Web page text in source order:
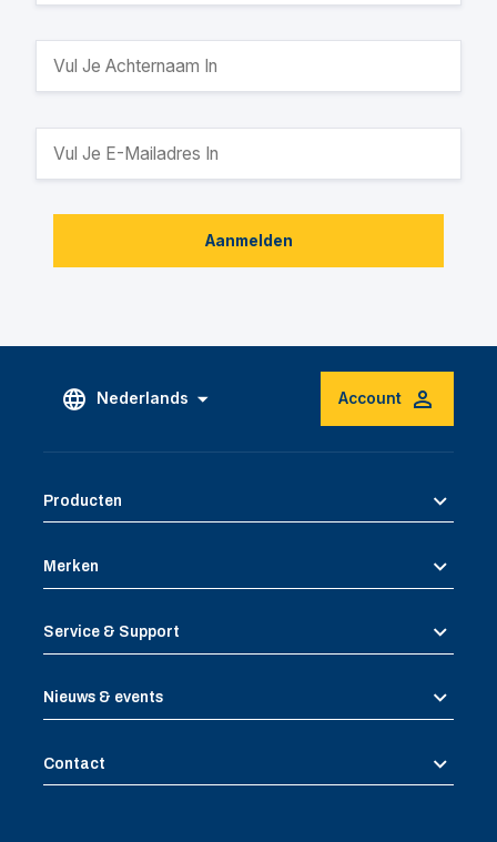
Aanmelden
Nederlands Account
Producten
Merken
Service & Support
Nieuws & events
Contact